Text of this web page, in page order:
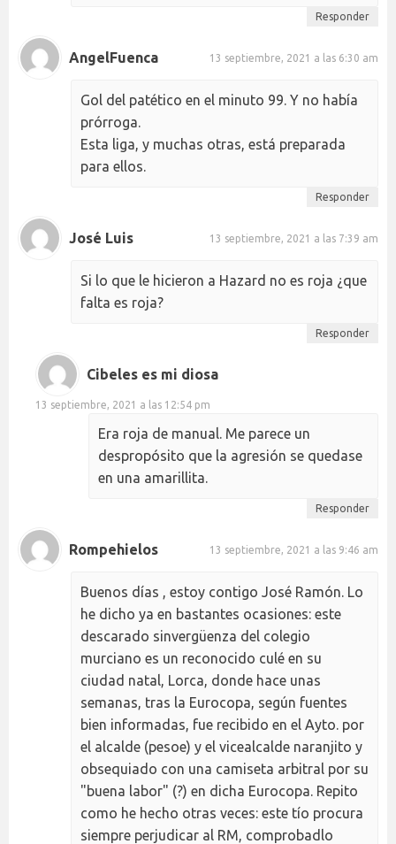
Responder
AngelFuenca 13 septiembre, 2021 a las 6:30 am
Gol del patético en el minuto 99. Y no había
prórroga.
Esta liga, y muchas otras, está preparada
para ellos.
Responder
José Luis 13 septiembre, 2021 a las 7:39 am
Si lo que le hicieron a Hazard no es roja ¿que
falta es roja?
Responder
Cibeles es mi diosa
13 septiembre, 2021 a las 12:54 pm
Era roja de manual. Me parece un
despropósito que la agresión se quedase
en una amarillita.
Responder
Rompehielos 13 septiembre, 2021 a las 9:46 am
Buenos días , estoy contigo José Ramón. Lo
he dicho ya en bastantes ocasiones: este
descarado sinvergüenza del colegio
murciano es un reconocido culé en su
ciudad natal, Lorca, donde hace unas
semanas, tras la Eurocopa, según fuentes
bien informadas, fue recibido en el Ayto. por
el alcalde (pesoe) y el vicealcalde naranjito y
obsequiado con una camiseta arbitral por su
"buena labor" (?) en dicha Eurocopa. Repito
como he hecho otras veces: este tío procura
siempre perjudicar al RM, comprobadlo